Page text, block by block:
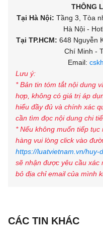
THÔNG
Tại Hà Nội: Tầng 3, Tòa
Hà Nội -
Tại TP.HCM: 648 Nguyễn
Chí Minh -
Email:
Lưu ý:
* Bản tin tóm tắt nội dung
hợp, không có giá trị áp
hiểu đầy đủ và chính xác
cần tìm đọc nội dung chi
* Nếu không muốn tiếp
hàng vui lòng click vào
https://luatvietnam.vn/
sẽ nhận được yêu cầu xác
bỏ địa chỉ email của mình
CÁC TIN KHÁC